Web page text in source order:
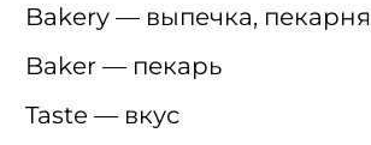
Bakery — выпечка, пекарня
Baker — пекарь
Taste — вкус